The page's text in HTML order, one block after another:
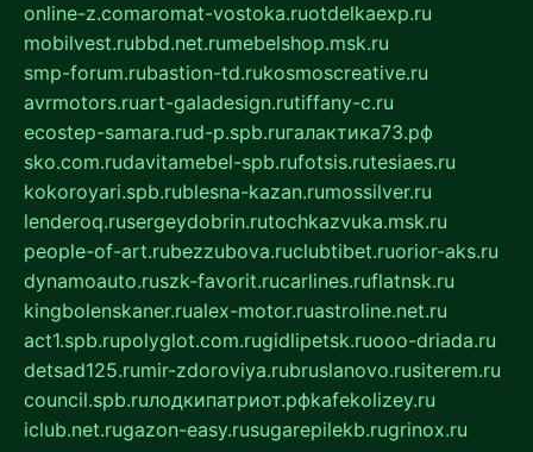
online-z.comaromat-vostoka.ruotdelkaexp.ru
mobilvest.rubbd.net.rumebelshop.msk.ru
smp-forum.rubastion-td.rukosmoscreative.ru
avrmotors.ruart-galadesign.rutiffany-c.ru
ecostep-samara.rud-p.spb.ruгалактика73.рф
sko.com.rudavitamebel-spb.rufotsis.rutesiaes.ru
kokoroyari.spb.rublesna-kazan.rumossilver.ru
lenderoq.rusergeydobrin.rutochkazvuka.msk.ru
people-of-art.rubezzubova.ruclubtibet.ruorior-aks.ru
dynamoauto.ruszk-favorit.rucarlines.ruflatnsk.ru
kingbolenskaner.rualex-motor.ruastroline.net.ru
act1.spb.rupolyglot.com.rugidlipetsk.ruooo-driada.ru
detsad125.rumir-zdoroviya.rubruslanovo.rusiterem.ru
council.spb.ruлодкипатриот.рфkafekolizey.ru
iclub.net.rugazon-easy.rusugarepilekb.rugrinox.ru